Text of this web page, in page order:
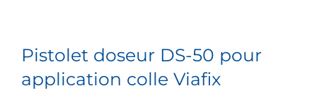
Pistolet doseur DS-50 pour
application colle Viafix